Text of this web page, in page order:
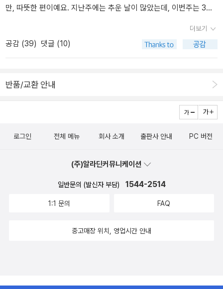
만, 따뜻한 편이예요. 지난주에는 추운 날이 많았는데, 이번주는 3월
따뜻하지만, 다시 그 다음날에는 아침 기온이 영하로 내려갈 거라고
했었어요. 12시 뉴스에서 서울은 11도까지, 그리고 남쪽 지역은 기온
이 더 올라갈 거라고 들었는데, 여긴 그 정도는 아니었지만, 그래도 무
라구요. 은행에 잠깐 갔는데, 그 때는 오후 2시라서 그런가 그렇게까
품점에 갈 일이 있었는데, 그 때는 낮인데도 사람이 많았어요. 밖으로
활용품점에는 신학기라서 그런지 학생들도 많이 있었고, 그 시간대에
고, 그 시간대에는 많지 않은데, 이유는 잘 모르겠어요. 매번 갈 때마
은데, 오늘은 처음 쓰는 볼펜이라서 한 번 써보고 좋으면 사려로 0.7
과 0.38로 하나씩 나눠서 샀습니다. 내일이 사전투표일이라는 것을
아니, 사전투표일은 휴일 아니예요. 9일 선거일 당일만 휴일입니다.
더보기
공감 (39) 댓글 (10)
반품/교환 안내
로그인 전체 메뉴 회사 소개 출판사 안내 PC 버전
(주)알라딘커뮤니케이션
일반문의 (발신자 부담) 1544-2514
1:1 문의 FAQ
중고매장 위치, 영업시간 안내